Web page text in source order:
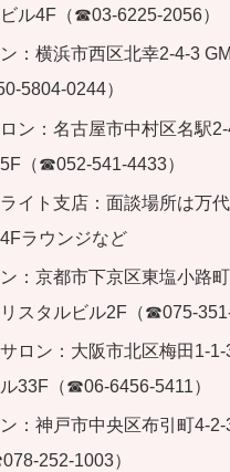
ル4F（☎03-6225-2056）
：横浜市西区北幸2-4-3
5804-0244）
ン：名古屋市中村区名駅
（☎052-541-4433）
イト支店：面談場所は万
ラウンジなど
：京都市下京区東塩小路
スタルビル2F（☎075-351-
ロン：大阪市北区梅田1-1-
33F（☎06-6456-5411）
：神戸市中央区布引町4-
252-1003）